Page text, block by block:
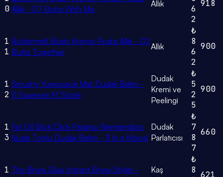
0 Allık - 07 Butta With Me
Allık
6
2
918
1
1
Buttermelt Blush Kremsi Pudra Allık - 02
Butta Together
Allık
₺
8
6
2
900
1
2
Smushy Yumuşacık Mat Dudak Balmı -
11 Squeeze N' Sizzle
Dudak
Kremi ve
Peelingi
₺
5
2
5
900
1
3
Fat Oil Slick Click Parlatıcı Nemlendirici
Nude Tonlu Dudak Balmı - 11 In a Mood
Dudak
Parlatıcısı
₺
7
8
7
660
1 The Brow Glue Instant Brow Styler -
Kaş
₺
8